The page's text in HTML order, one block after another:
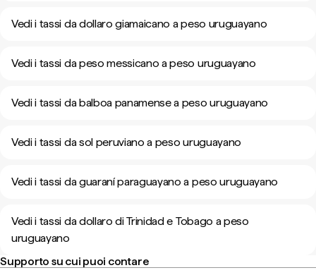
Vedi i tassi da dollaro giamaicano a peso uruguayano
Vedi i tassi da peso messicano a peso uruguayano
Vedi i tassi da balboa panamense a peso uruguayano
Vedi i tassi da sol peruviano a peso uruguayano
Vedi i tassi da guaraní paraguayano a peso uruguayano
Vedi i tassi da dollaro di Trinidad e Tobago a peso
uruguayano
Supporto su cui puoi contare